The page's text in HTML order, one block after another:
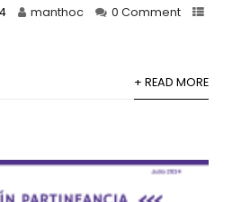
manthoc
0 Comment
+ READ MORE